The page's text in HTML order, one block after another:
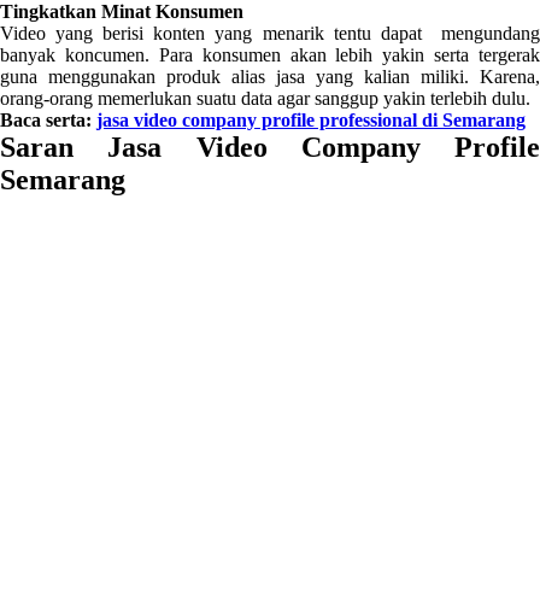
Tingkatkan Minat Konsumen
Video yang berisi konten yang menarik tentu dapat mengundang
banyak koncumen. Para konsumen akan lebih yakin serta tergerak
guna menggunakan produk alias jasa yang kalian miliki. Karena,
orang-orang memerlukan suatu data agar sanggup yakin terlebih dulu.
Baca serta: jasa video company profile professional di Semarang
Saran Jasa Video Company Profile
Semarang